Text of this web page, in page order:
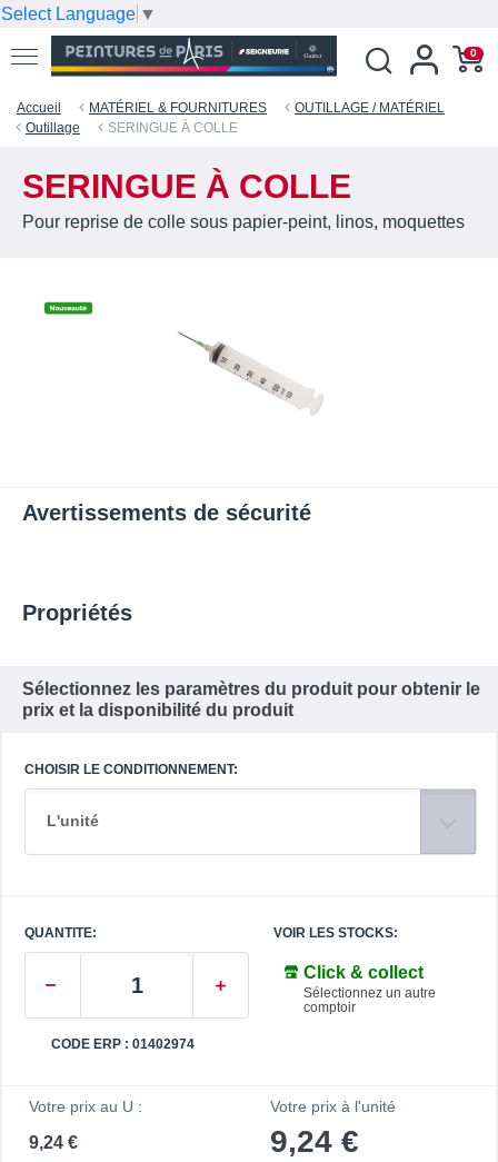
Select Language ▼
0
Accueil MATÉRIEL & FOURNITURES
OUTILLAGE / MATÉRIEL
Outillage
SERINGUE À COLLE
SERINGUE À COLLE
Pour reprise de colle sous papier-peint, linos, moquettes
Avertissements de sécurité
Propriétés
Sélectionnez les paramètres du produit pour obtenir le
prix et la disponibilité du produit
CHOISIR LE CONDITIONNEMENT:
L'unité
QUANTITE:
CODE ERP : 01402974
VOIR LES STOCKS:
Click & collect
Sélectionnez un autre
comptoir
Votre prix au U :
9,24 €
Votre prix à l'unité
9,24 €